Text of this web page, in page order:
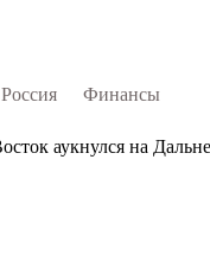
Россия Финансы